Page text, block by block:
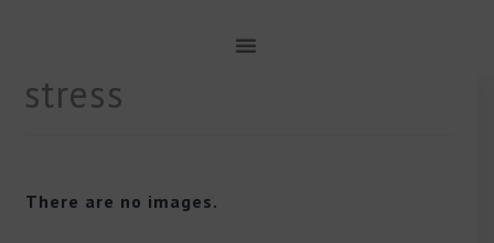
stress
There are no images.